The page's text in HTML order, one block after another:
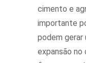
cimento e
importante
podem gerar
expansão no